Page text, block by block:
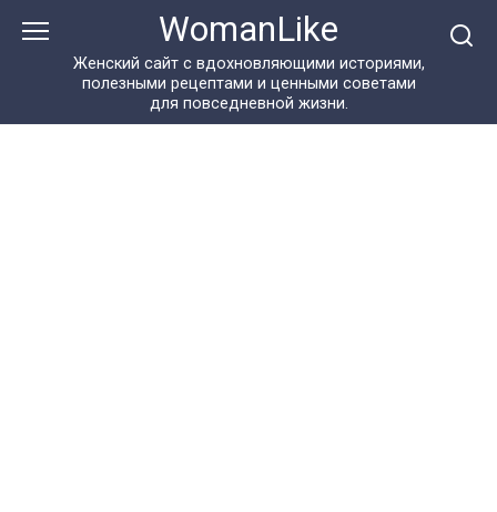
WomanLike
Женский сайт с вдохновляющими историями,
полезными рецептами и ценными советами
для повседневной жизни.